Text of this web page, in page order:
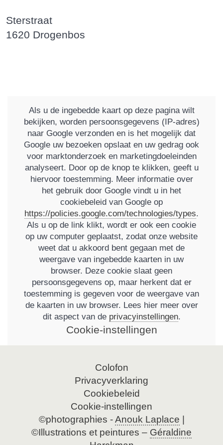
Sterstraat
1620 Drogenbos
Als u de ingebedde kaart op deze pagina wilt
bekijken, worden persoonsgegevens (IP-adres)
naar Google verzonden en is het mogelijk dat
Google uw bezoeken opslaat en uw gedrag ook
voor marktonderzoek en marketingdoeleinden
analyseert. Door op de knop te klikken, geeft u
hiervoor toestemming. Meer informatie over
het gebruik door Google vindt u in het
cookiebeleid van Google op
https://policies.google.com/technologies/types.
Als u op de link klikt, wordt er ook een cookie
op uw computer geplaatst, zodat onze website
weet dat u akkoord bent gegaan met de
weergave van ingebedde kaarten in uw
browser. Deze cookie slaat geen
persoonsgegevens op, maar herkent dat er
toestemming is gegeven voor de weergave van
de kaarten in uw browser. Lees hier meer over
dit aspect van de privacyinstellingen.
Cookie-instellingen
Navigatie
overslaan
Colofon
Privacyverklaring
Cookiebeleid
Cookie-instellingen
©photographies -Anouk Laplace
©Illustrations et peintures – Géraldine